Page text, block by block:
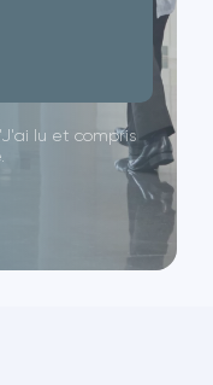
'J'ai lu et compris